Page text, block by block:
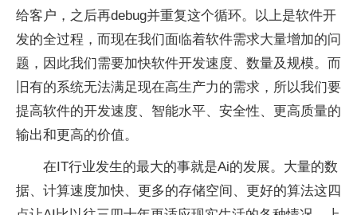
给客户，之后再debug并重复这个循环。以上是软件开
发的全过程，而现在我们面临着软件需求大量增加的问
题，因此我们需要加快软件开发速度、数量及规模。而
旧有的系统无法满足现在高生产力的需求，所以我们要
提高软件的开发速度、智能水平、安全性、更高质量的
输出和更高的价值。
在IT行业发生的最大的事就是Ai的发展。大量的数
据、计算速度加快、更多的存储空间、更好的算法这四